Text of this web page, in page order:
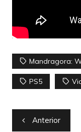
Mandragora:
PS5
Navegación
Anterior